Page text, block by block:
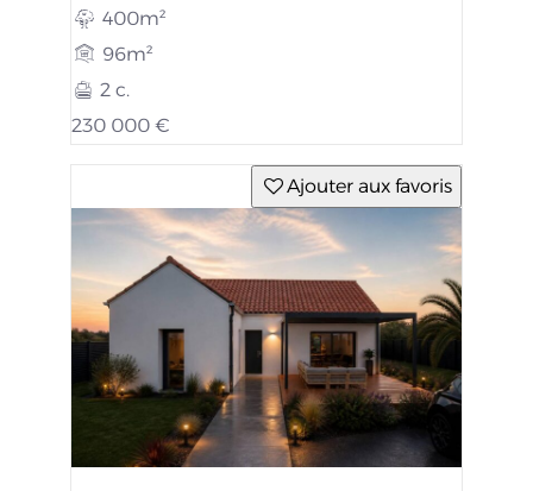
400m²
96m²
2 c.
230 000 €
Ajouter aux favoris